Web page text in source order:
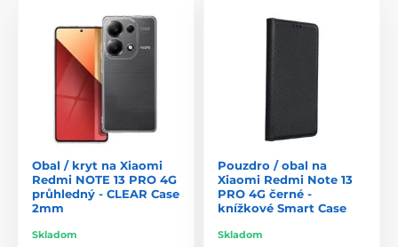
Obal / kryt na Xiaomi
Redmi NOTE 13 PRO 4G
průhledný - CLEAR Case
2mm
Skladom
Pouzdro / obal na
Xiaomi Redmi Note 13
PRO 4G černé -
knížkové Smart Case
Skladom